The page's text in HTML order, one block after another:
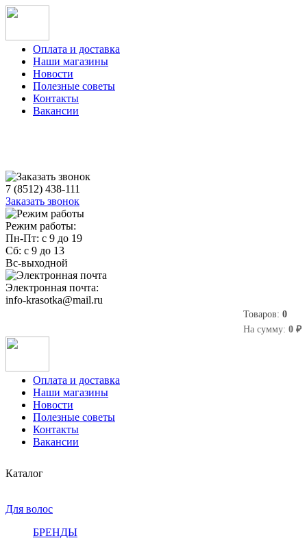
Оплата и доставка
Наши магазины
Новости
Полезные советы
Контакты
Вакансии
7 (8512) 438-111
Заказать звонок
Режим работы:
Пн-Пт: с 9 до 19
Сб: с 9 до 13
Вс-выходной
Электронная почта:
info-krasotka@mail.ru
Товаров: 0
На сумму: 0 ₽
Оплата и доставка
Наши магазины
Новости
Полезные советы
Контакты
Вакансии
Каталог
Для волос
БРЕНДЫ